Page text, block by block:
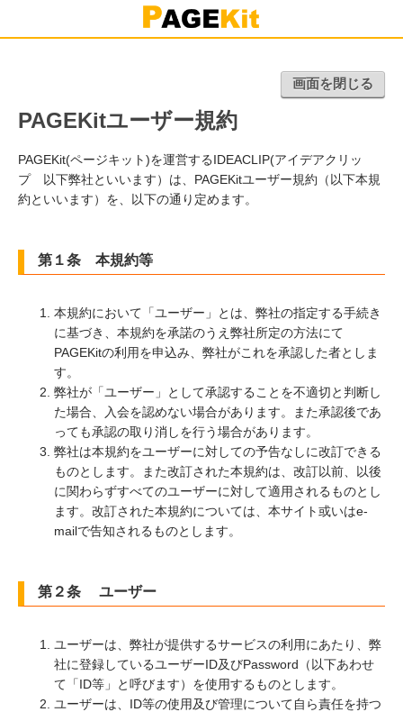
画面を閉じる
PAGEKitユーザー規約
PAGEKit(ページキット)を運営するIDEACLIP(アイデアクリッ
プ 以下弊社といいます）は、PAGEKitユーザー規約（以下本規
約といいます）を、以下の通り定めます。
第１条 本規約等
本規約において「ユーザー」とは、弊社の指定する手続き
に基づき、本規約を承諾のうえ弊社所定の方法にて
PAGEKitの利用を申込み、弊社がこれを承認した者としま
す。
弊社が「ユーザー」として承認することを不適切と判断し
た場合、入会を認めない場合があります。また承認後であ
っても承認の取り消しを行う場合があります。
弊社は本規約をユーザーに対しての予告なしに改訂できる
ものとします。また改訂された本規約は、改訂以前、以後
に関わらずすべてのユーザーに対して適用されるものとし
ます。改訂された本規約については、本サイト或いはe-
mailで告知されるものとします。
第２条 ユーザー
ユーザーは、弊社が提供するサービスの利用にあたり、弊
社に登録しているユーザーID及びPassword（以下あわせ
て「ID等」と呼びます）を使用するものとします。
ユーザーは、ID等の使用及び管理について自ら責任を持つ